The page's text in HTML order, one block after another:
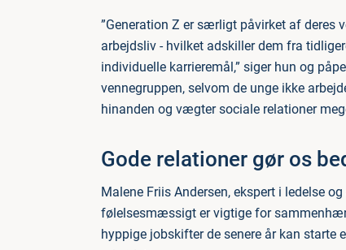
”Generation Z er særligt påvirket af deres
arbejdsliv - hvilket adskiller dem fra
individuelle karrieremål,” siger hun og
vennegruppen, selvom de unge ikke
hinanden og vægter sociale relationer
Gode relationer gør os
Malene Friis Andersen, ekspert i ledelse
følelsesmæssigt er vigtige for
hyppige jobskifter de senere år kan